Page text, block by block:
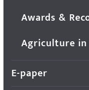
Awards &
Agriculture in
E-paper